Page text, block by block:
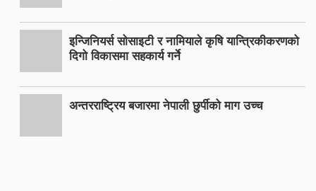
इन्जिनियर्स सोसाइटी र नामियाले कृषि यान्त्रिकीकरणको
दिगो विकासमा सहकार्य गर्ने
अन्तरराष्ट्रिय बजारमा नेपाली छुर्पीको माग उच्च